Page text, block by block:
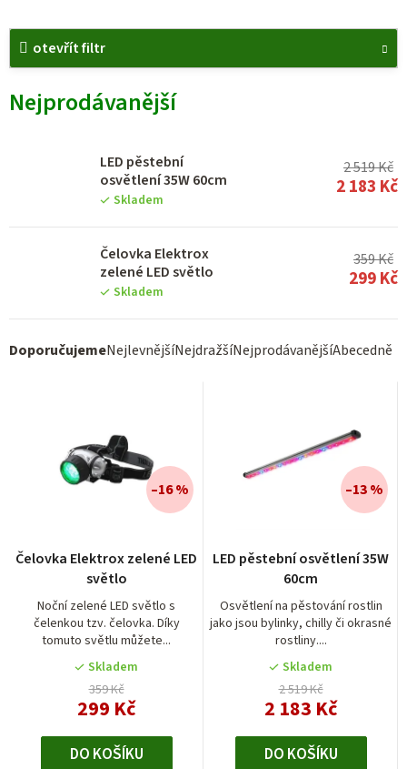
Nejprodávanější
LED pěstební
osvětlení 35W 60cm
Skladem
2 519 Kč
2 183 Kč
Čelovka Elektrox
zelené LED světlo
Skladem
359 Kč
299 Kč
Ř
r
DoporučujemeNejlevnějšíNejdražšíNejprodávanějšíAbecedně
otevřít filtr
V
i
o
k
t
ů
Čelovka Elektrox zelené LED
světlo
Noční zelené LED světlo s
čelenkou tzv. čelovka. Díky
tomuto světlu můžete...
Skladem
359 Kč
299 Kč
–16 %
DO KOŠÍKU
LED pěstební osvětlení 35W
60cm
Osvětlení na pěstování rostlin
jako jsou bylinky, chilly či okrasné
rostliny....
Skladem
2 519 Kč
2 183 Kč
–13 %
DO KOŠÍKU